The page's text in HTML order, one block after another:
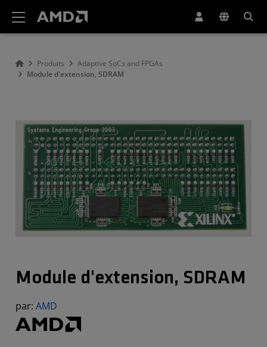
Produits
Adaptive SoCs and FPGAs
Module d'extension, SDRAM
Module d'extension, SDRAM
par: AMD